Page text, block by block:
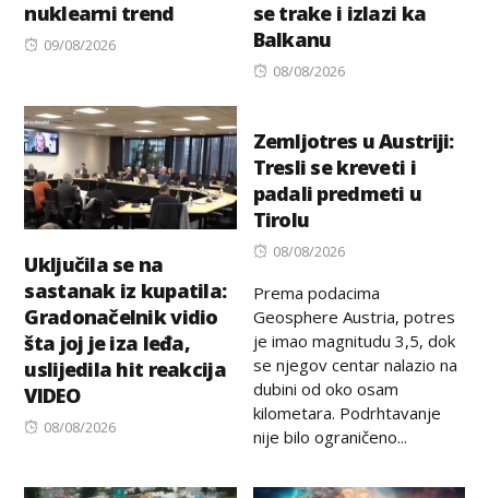
nuklearni trend
Posted
09/08/2026
se trake i izlazi ka
Balkanu
Posted
08/08/2026
Uključila se na
sastanak iz kupatila:
Gradonačelnik vidio
šta joj je iza leđa,
uslijedila hit reakcija
VIDEO
Posted
08/08/2026
Zemljotres u Austriji:
Tresli se kreveti i
padali predmeti u
Tirolu
Posted
08/08/2026
Prema podacima
Geosphere Austria, potres
je imao magnitudu 3,5, dok
se njegov centar nalazio na
dubini od oko osam
kilometara. Podrhtavanje
nije bilo ograničeno...